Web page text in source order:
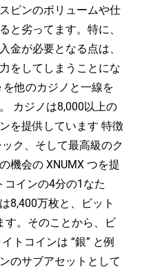
ピンのボリュームや仕
と劣ってます。特に、
金が必要となる点は、
をしてしまうことにな
他のカジノと一線を
カジノは8,000以上の
を提供しています 特徴
ク、そして最高級のク
機会の XNUMX つを提
インの4分の1なた
8,400万枚と、ビット
す。そのことから、ビ
トコインは “銀” と例
のサブアセットとして